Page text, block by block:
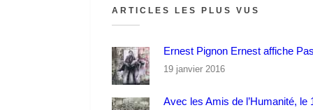
ARTICLES LES PLUS VUS
Ernest Pignon Ernest affiche
19 janvier 2016
Avec les Amis de l’Humanité, le